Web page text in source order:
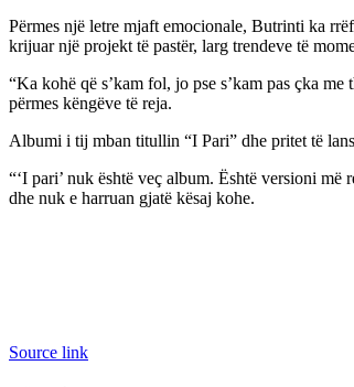
Përmes një letre mjaft emocionale, Butrinti ka
krijuar një projekt të pastër, larg trendeve të
“Ka kohë që s’kam fol, jo pse s’kam pas çka
përmes këngëve të reja.
Albumi i tij mban titullin “I Pari” dhe pritet të
“‘I pari’ nuk është veç album. Është versioni
dhe nuk e harruan gjatë kësaj kohe.
Source link